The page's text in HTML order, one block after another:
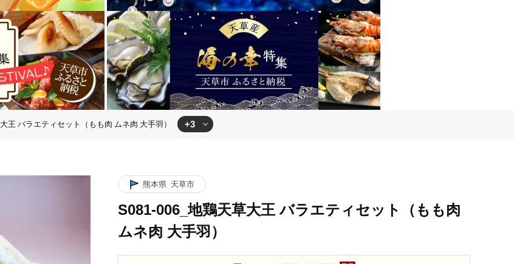
王 バラエティセット（もも肉 ムネ肉 大手羽） +3
熊本県 天草市
S081-006_地鶏天草大王 バラエティセット（もも肉
ムネ肉 大手羽）